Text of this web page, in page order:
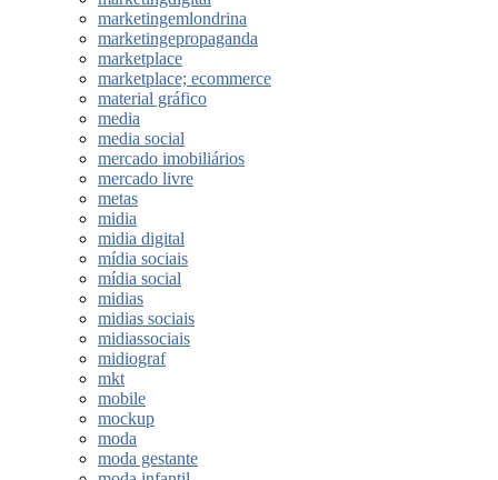
marketingemlondrina
marketingepropaganda
marketplace
marketplace; ecommerce
material gráfico
media
media social
mercado imobiliários
mercado livre
metas
midia
midia digital
mídia sociais
mídia social
midias
midias sociais
midiassociais
midiograf
mkt
mobile
mockup
moda
moda gestante